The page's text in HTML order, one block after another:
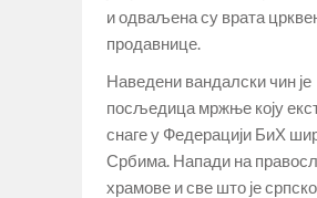
и одваљена су врата
продавнице.
Наведени вандалски чин је
посљедица мржње коју
снаге у Федерацији БиХ
Србима. Напади на
храмове и све што је српско